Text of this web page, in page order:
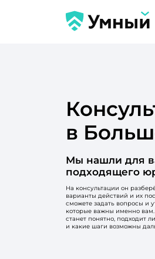
в
Мы нашли для
подходящего
На консультации он
варианты действий и их
сможете задать вопросы и
которые важны именно
станет понятно, подходит
и какие шаги возможны